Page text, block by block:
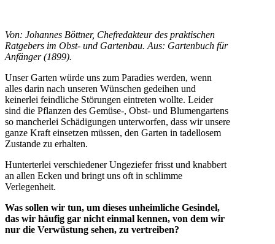
Von: Johannes Böttner, Chefredakteur des praktischen
Ratgebers im Obst- und Gartenbau. Aus: Gartenbuch für
Anfänger (1899).
Unser Garten würde uns zum Paradies werden, wenn
alles darin nach unseren Wünschen gedeihen und
keinerlei feindliche Störungen eintreten wollte. Leider
sind die Pflanzen des Gemüse-, Obst- und Blumengartens
so mancherlei Schädigungen unterworfen, dass wir unsere
ganze Kraft einsetzen müssen, den Garten in tadellosem
Zustande zu erhalten.
Hunterterlei verschiedener Ungeziefer frisst und knabbert
an allen Ecken und bringt uns oft in schlimme
Verlegenheit.
Was sollen wir tun, um dieses unheimliche Gesindel,
das wir häufig gar nicht einmal kennen, von dem wir
nur die Verwüstung sehen, zu vertreiben?